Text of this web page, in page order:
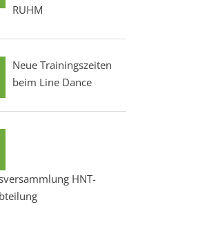
RUHM
Neue Trainingszeiten
beim Line Dance
HNT-